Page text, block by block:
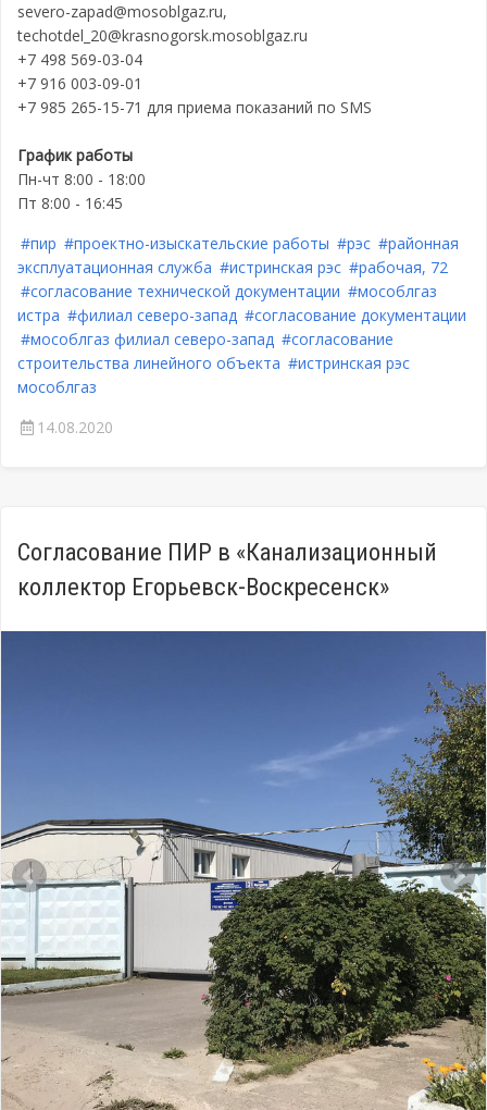
severo-zapad@mosoblgaz.ru,
techotdel_20@krasnogorsk.mosoblgaz.ru
+7 498 569-03-04
+7 916 003-09-01
+7 985 265-15-71 для приема показаний по SMS
График работы
Пн-чт 8:00 - 18:00
Пт 8:00 - 16:45
#пир #проектно-изыскательские работы #рэс #районная
эксплуатационная служба #истринская рэс #рабочая, 72
#согласование технической документации #мособлгаз
истра #филиал северо-запад #согласование документации
#мособлгаз филиал северо-запад #согласование
строительства линейного объекта #истринская рэс
мособлгаз
14.08.2020
Согласование ПИР в «Канализационный
коллектор Егорьевск-Воскресенск»